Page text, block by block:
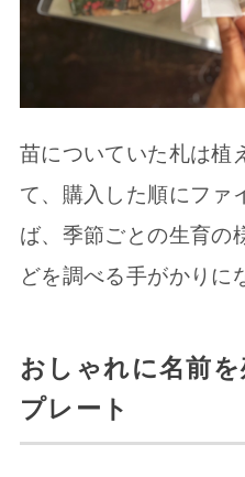
苗についていた札は植
て、購入した順にファ
ば、季節ごとの生育の
どを調べる手がかりに
おしゃれに名前
プレート